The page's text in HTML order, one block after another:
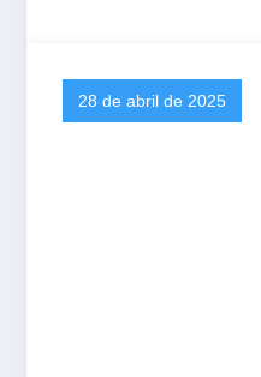
28 de abril de 2025